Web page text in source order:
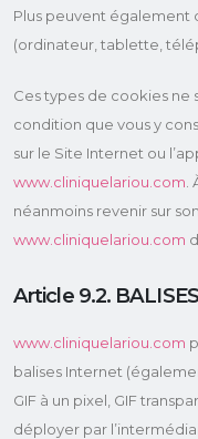
Plus peuvent également
(ordinateur, tablette,
Ces types de cookies ne
condition que vous y
sur le Site Internet ou
www.cliniquelariou.com
néanmoins revenir sur
www.cliniquelariou.com
Article 9.2.
www.cliniquelariou.com
balises Internet
GIF à un pixel, GIF
déployer par